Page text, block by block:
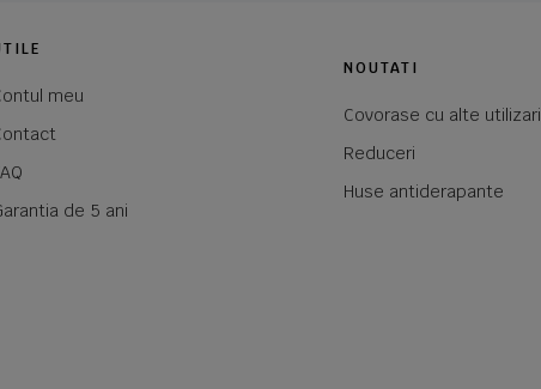
meu
de 5 ani
NOUTATI
Covorase cu alte utilizari
Reduceri
Huse antiderapante